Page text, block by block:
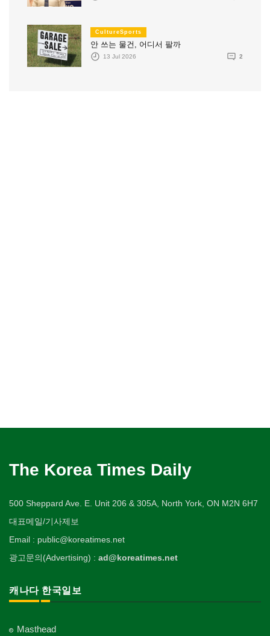
CultureSports
안 쓰는 물건, 어디서 팔까
13 Jul 2026 2
The Korea Times Daily
500 Sheppard Ave. E. Unit 206 & 305A, North York, ON M2N 6H7
대표메일/기사제보
Email : public@koreatimes.net
광고문의(Advertising) : ad@koreatimes.net
캐나다 한국일보
Masthead